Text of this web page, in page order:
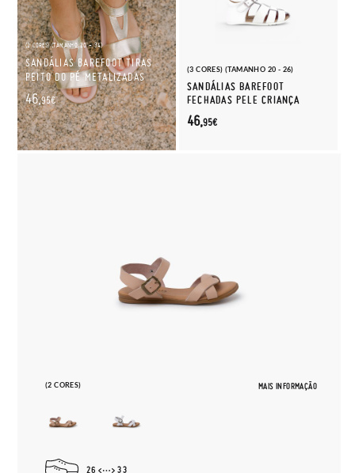
(2 CORES) (TAMANHO 20 - 34)
SANDÁLIAS BAREFOOT TIRAS
PEITO DO PÉ METALIZADAS
46,95€
(3 CORES) (TAMANHO 20 - 26)
SANDÁLIAS BAREFOOT
FECHADAS PELE CRIANÇA
46,95€
(2 CORES) MAIS INFORMAÇÃO
26 33